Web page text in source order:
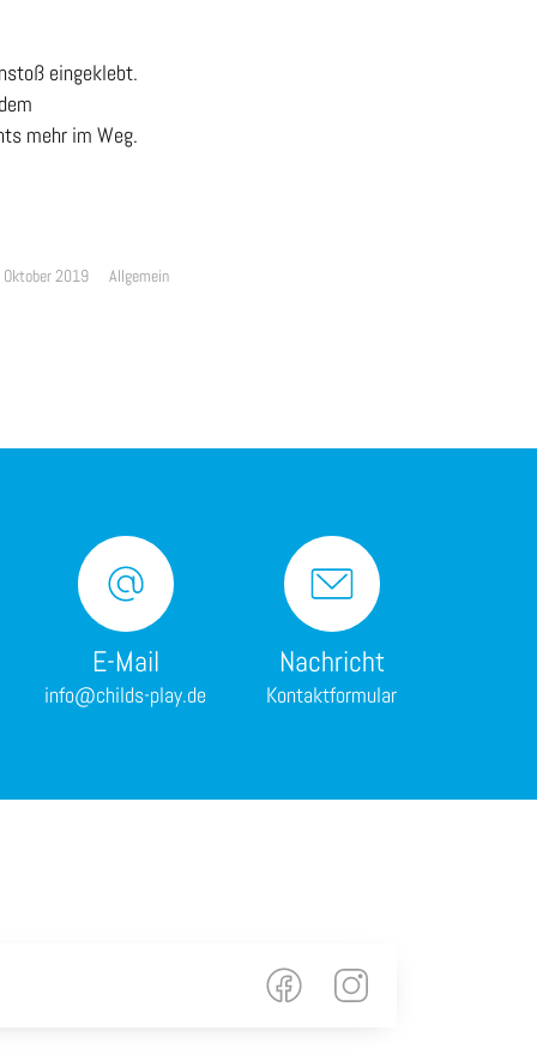
eingeklebt.
mehr im Weg.
Oktober 2019 Allgemein
E-Mail
info@childs-play.de
Nachricht
Kontaktformular